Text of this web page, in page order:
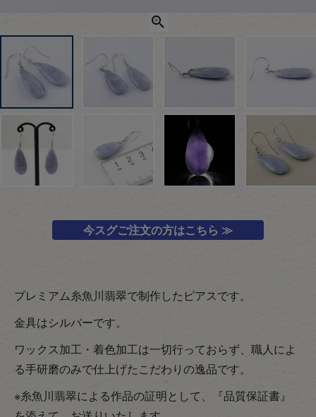
今スグご注文の方はこちら ≫
プレミアム糸魚川翡翠で制作したピアスです。
金具はシルバーです。
ワックス加工・着色加工は一切行っておらず、職人によ
る手研磨のみで仕上げたこだわりの逸品です。
※糸魚川翡翠による作品の証明として、『品質保証書』